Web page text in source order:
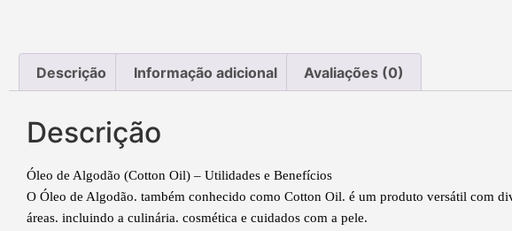
Descrição Informação adicional Avaliações (0)
Descrição
Óleo de Algodão (Cotton Oil) – Utilidades e Benefícios
O Óleo de Algodão. também conhecido como Cotton Oil. é um produto versátil com
áreas. incluindo a culinária. cosmética e cuidados com a pele.